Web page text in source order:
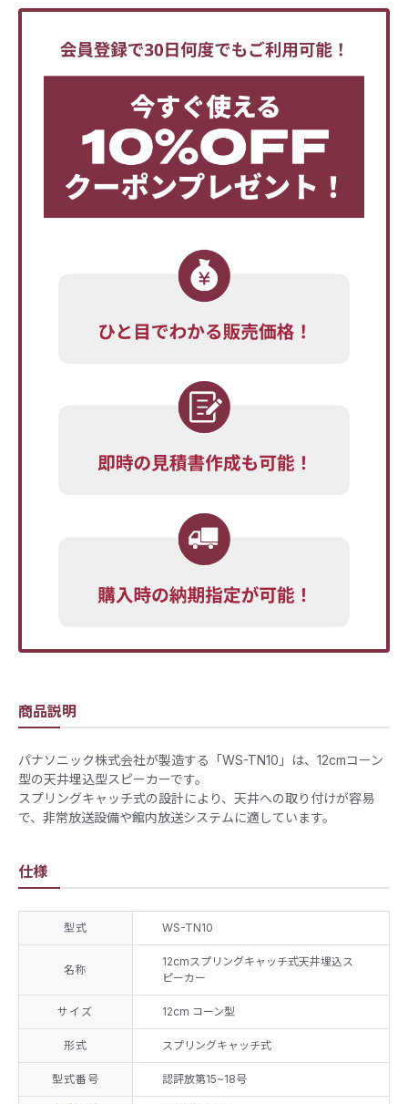
商品説明
パナソニック株式会社が製造する「WS-TN10」は、12cmコーン
型の天井埋込型スピーカーです。
スプリングキャッチ式の設計により、天井への取り付けが容易
で、非常放送設備や館内放送システムに適しています。
仕様
型式 WS-TN10
名称
12cmスプリングキャッチ式天井埋込ス
ピーカー
サイズ 12cm コーン型
形式 スプリングキャッチ式
型式番号 認評放第15~18号